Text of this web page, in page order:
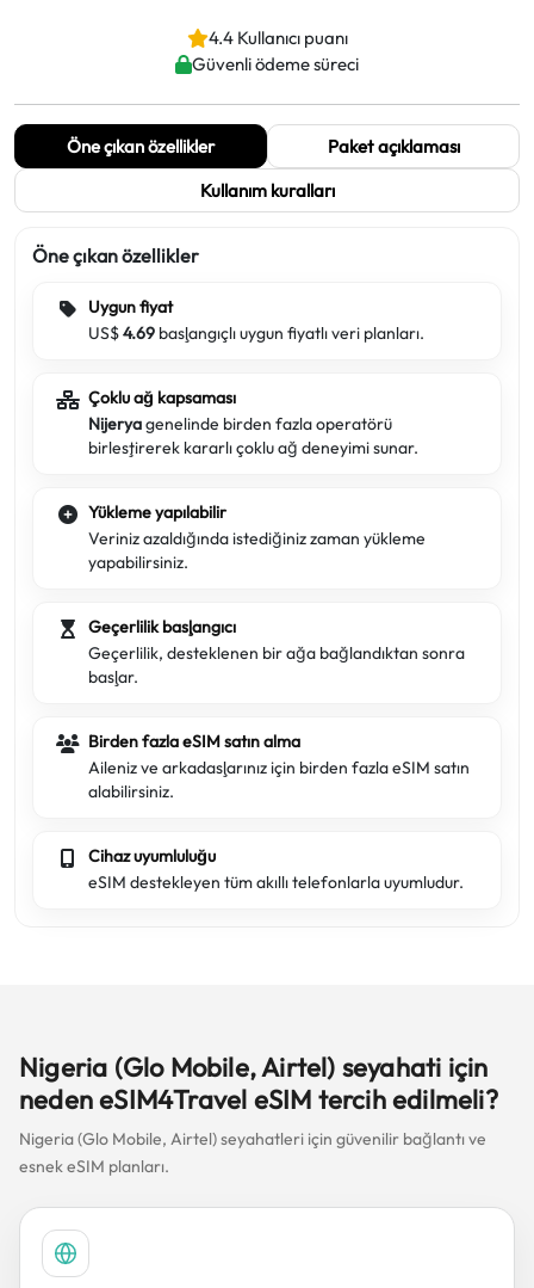
4.4 Kullanıcı puanı
Güvenli ödeme süreci
Öne çıkan özellikler
Paket açıklaması
Kullanım kuralları
Öne çıkan özellikler
Uygun fiyat
US$4.69 başlangıçlı uygun fiyatlı veri planları.
Çoklu ağ kapsaması
Nijeryagenelinde birden fazla operatörü
birleştirerek kararlı çoklu ağ deneyimi sunar.
Yükleme yapılabilir
Veriniz azaldığında istediğiniz zaman yükleme
yapabilirsiniz.
Geçerlilik başlangıcı
Geçerlilik, desteklenen bir ağa bağlandıktan sonra
başlar.
Birden fazla eSIM satın alma
Aileniz ve arkadaşlarınız için birden fazla eSIM satın
alabilirsiniz.
Cihaz uyumluluğu
eSIM destekleyen tüm akıllı telefonlarla uyumludur.
Nigeria (Glo Mobile, Airtel) seyahati için
neden eSIM4Travel eSIM tercih edilmeli?
Nigeria (Glo Mobile, Airtel) seyahatleri için güvenilir bağlantı ve
esnek eSIM planları.